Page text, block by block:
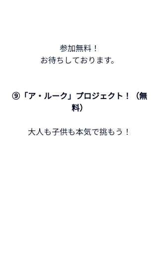
参加無料！
お待ちしております。
⑨「ア・ルーク」プロジェクト！（無
料）
大人も子供も本気で挑もう！